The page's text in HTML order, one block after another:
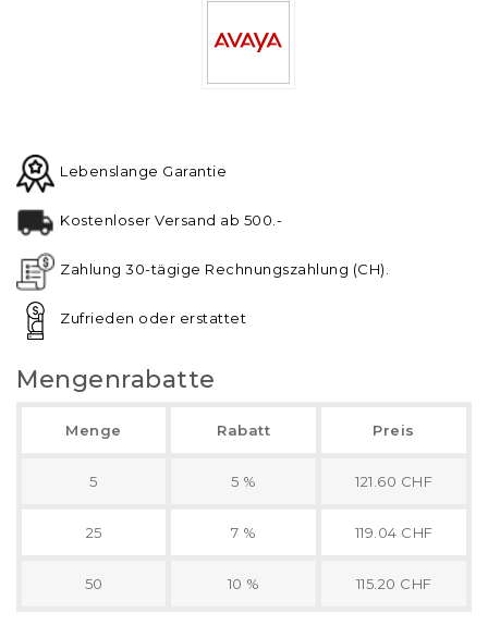
Lebenslange Garantie
Kostenloser Versand ab 500.-
Zahlung 30-tägige Rechnungszahlung (CH).
Zufrieden oder erstattet
Mengenrabatte
Menge Rabatt Preis
5 5 % 121.60 CHF
25 7 % 119.04 CHF
50 10 % 115.20 CHF